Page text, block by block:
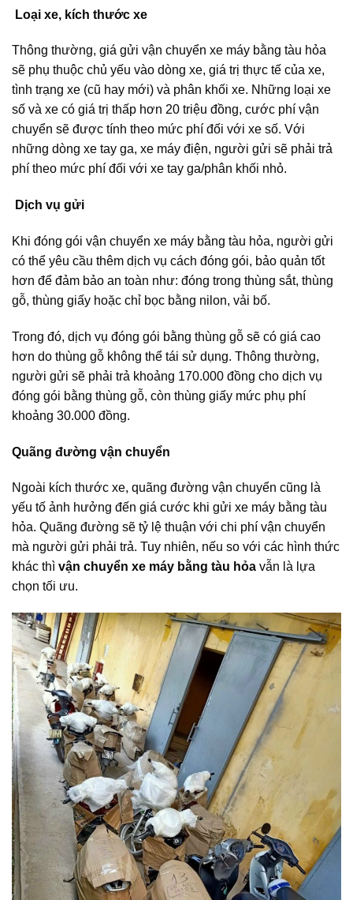
Loại xe, kích thước xe
Thông thường, giá gửi vận chuyển xe máy bằng tàu hỏa
sẽ phụ thuộc chủ yếu vào dòng xe, giá trị thực tế của xe,
tình trạng xe (cũ hay mới) và phân khối xe. Những loại xe
số và xe có giá trị thấp hơn 20 triệu đồng, cước phí vận
chuyển sẽ được tính theo mức phí đối với xe số. Với
những dòng xe tay ga, xe máy điện, người gửi sẽ phải trả
phí theo mức phí đối với xe tay ga/phân khối nhỏ.
Dịch vụ gửi
Khi đóng gói vận chuyển xe máy bằng tàu hỏa, người gửi
có thể yêu cầu thêm dịch vụ cách đóng gói, bảo quản tốt
hơn để đảm bảo an toàn như: đóng trong thùng sắt, thùng
gỗ, thùng giấy hoặc chỉ bọc bằng nilon, vải bố.
Trong đó, dịch vụ đóng gói bằng thùng gỗ sẽ có giá cao
hơn do thùng gỗ không thể tái sử dụng. Thông thường,
người gửi sẽ phải trả khoảng 170.000 đồng cho dịch vụ
đóng gói bằng thùng gỗ, còn thùng giấy mức phụ phí
khoảng 30.000 đồng.
Quãng đường vận chuyển
Ngoài kích thước xe, quãng đường vận chuyển cũng là
yếu tố ảnh hưởng đến giá cước khi gửi xe máy bằng tàu
hỏa. Quãng đường sẽ tỷ lệ thuận với chi phí vận chuyển
mà người gửi phải trả. Tuy nhiên, nếu so với các hình thức
khác thì vận chuyển xe máy bằng tàu hỏa vẫn là lựa
chọn tối ưu.